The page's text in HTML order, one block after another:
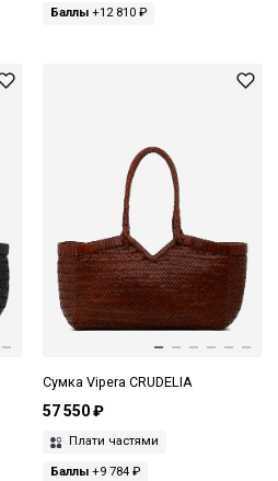
Баллы+12 810 ₽
Сумка Vipera CRUDELIA
57 550 ₽
Плати частями
Баллы+9 784 ₽